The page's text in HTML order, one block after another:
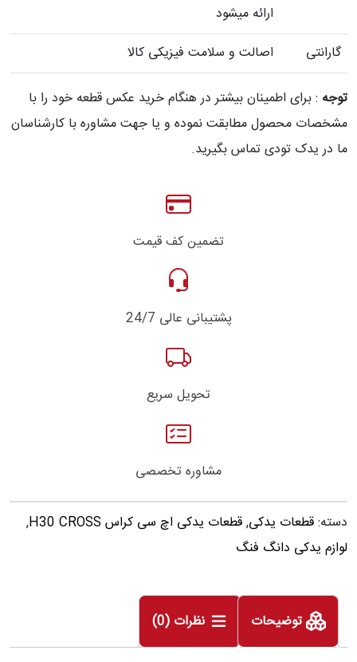
ارائه میشود
گارانتی
اصالت و سلامت فیزیکی کالا
توجه : برای اطمینان بیشتر در هنگام خرید عکس قطعه خود را با
مشخصات محصول مطابقت نموده و یا جهت مشاوره با کارشناسان
ما در یدک تودی تماس بگیرید.
تضمین کف قیمت
پشتیبانی عالی 24/7
تحویل سریع
مشاوره تخصصی
دسته:قطعات یدکی,قطعات یدکی اچ سی کراس H30 CROSS
,
لوازم یدکی دانگ فنگ
توضیحات نظرات (0)